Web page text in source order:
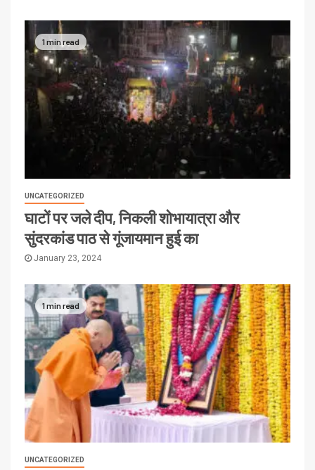
1 min read
UNCATEGORIZED
घाटों पर जले दीप, निकली शोभायात्रा और
सुंदरकांड पाठ से गूंजायमान हुई का
January 23, 2024
1 min read
UNCATEGORIZED